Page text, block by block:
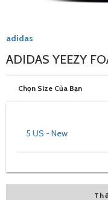
adidas
ADIDAS YEEZY
Chọn Size Của Bạn
5 US - New